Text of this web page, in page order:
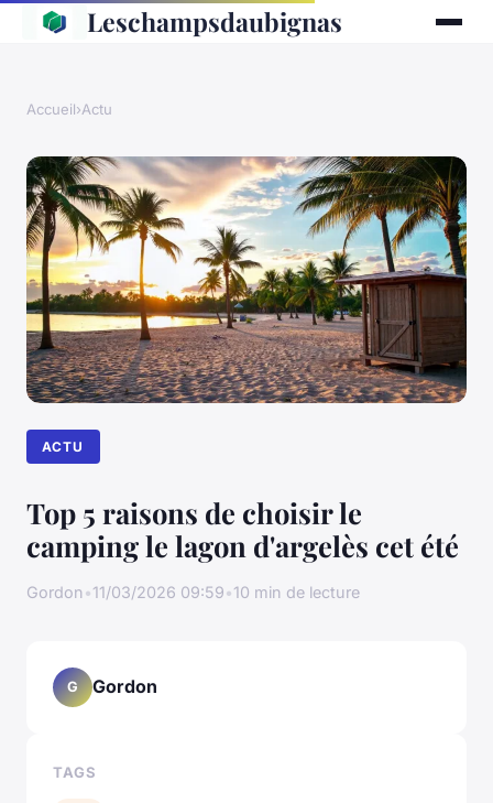
Leschampsdaubignas
Accueil›Actu
ACTU
Top 5 raisons de choisir le
camping le lagon d'argelès cet été
Gordon•11/03/2026 09:59•10 min de lecture
G Gordon
TAGS